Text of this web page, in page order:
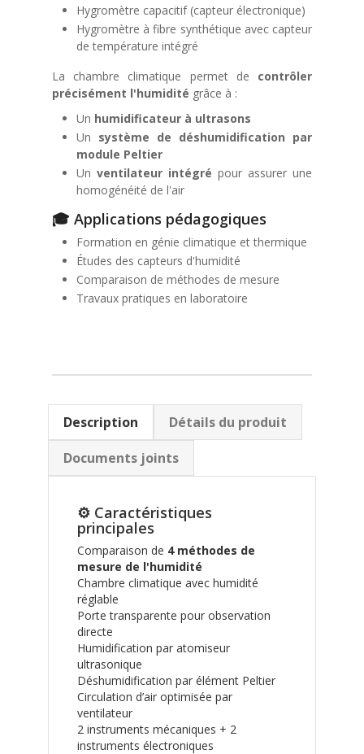
Hygromètre capacitif (capteur électronique)
Hygromètre à fibre synthétique avec capteur
de température intégré
La chambre climatique permet de contrôler
précisément l'humidité grâce à :
Un humidificateur à ultrasons
Un système de déshumidification par
module Peltier
Un ventilateur intégré pour assurer une
homogénéité de l'air
🎓 Applications pédagogiques
Formation en génie climatique et thermique
Études des capteurs d'humidité
Comparaison de méthodes de mesure
Travaux pratiques en laboratoire
Description
Détails du produit
Documents joints
⚙️ Caractéristiques
principales
Comparaison de 4 méthodes de
mesure de l'humidité
Chambre climatique avec humidité
réglable
Porte transparente pour observation
directe
Humidification par atomiseur
ultrasonique
Déshumidification par élément Peltier
Circulation d’air optimisée par
ventilateur
2 instruments mécaniques + 2
instruments électroniques